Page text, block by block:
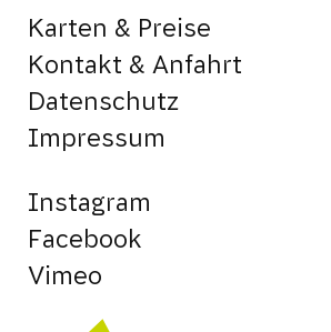
Karten & Preise
Kontakt & Anfahrt
Datenschutz
Impressum
Instagram
Facebook
Vimeo